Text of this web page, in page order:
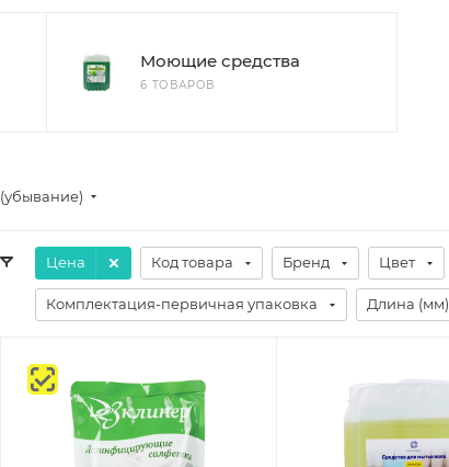
Моющие средства
6 ТОВАРОВ
(убывание)
Цена Код товара Бренд Цвет
Комплектация-первичная упаковка Длина (мм)